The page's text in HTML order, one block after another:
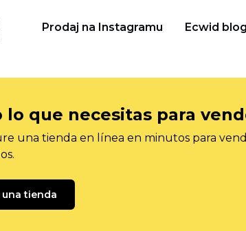
Prodaj na Instagramu Ecwid blog
lo que necesitas para
una tienda en línea en minutos para
una tienda